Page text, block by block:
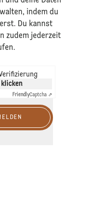
indem du
Du kannst
zudem jederzeit
klicken
FriendlyCaptcha ⇗